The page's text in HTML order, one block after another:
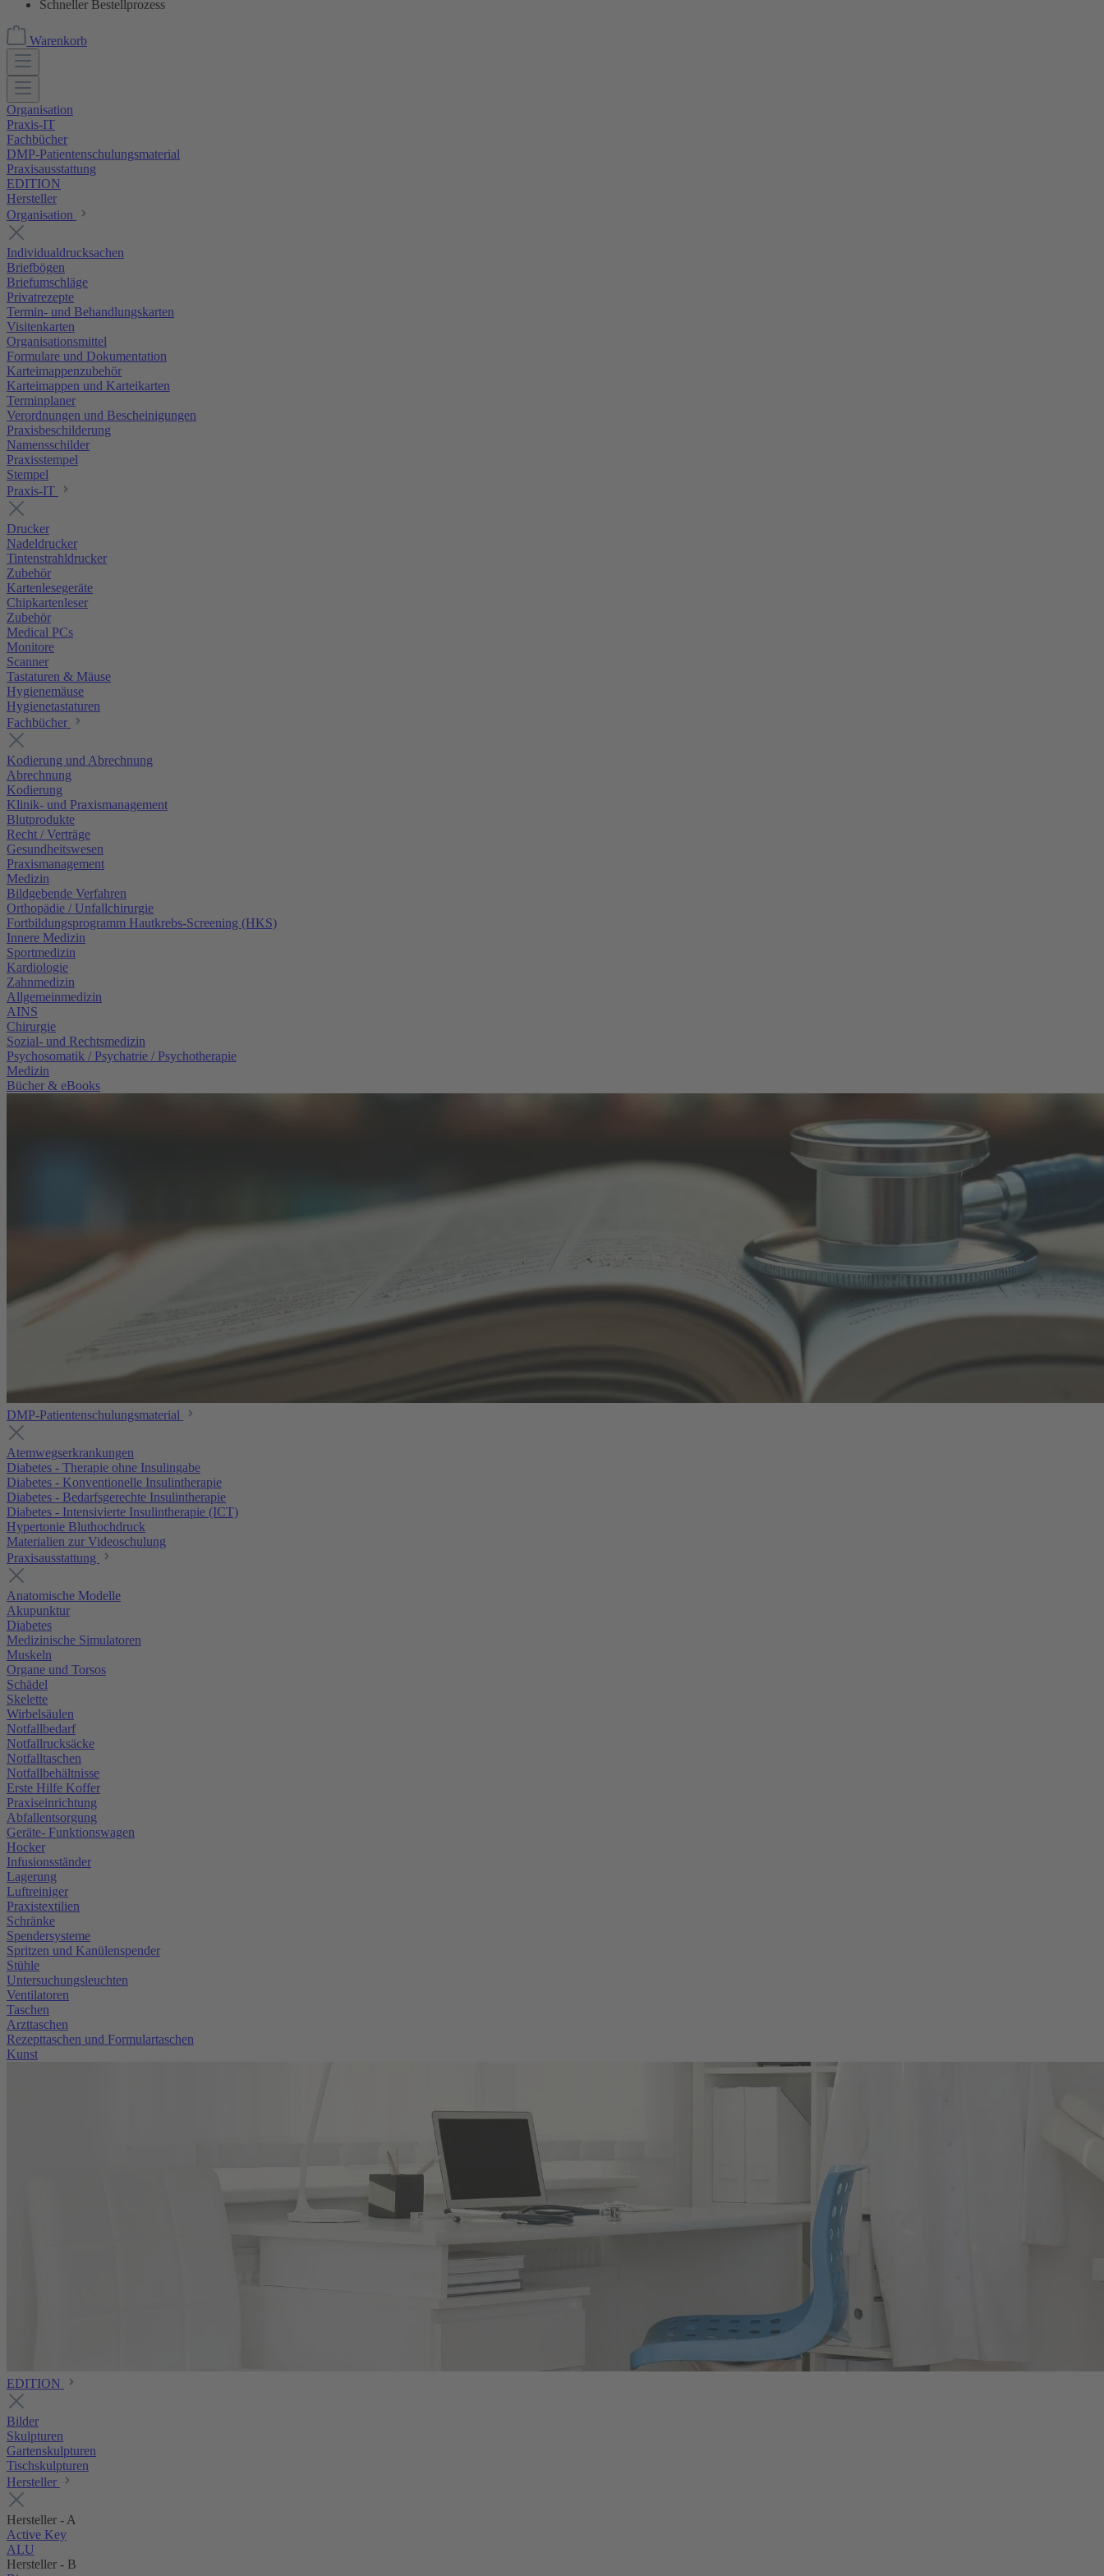
Schneller Bestellprozess
Warenkorb
Organisation
Praxis-IT
Fachbücher
DMP-Patientenschulungsmaterial
Praxisausstattung
EDITION
Hersteller
Organisation
Individualdrucksachen
Briefbögen
Briefumschläge
Privatrezepte
Termin- und Behandlungskarten
Visitenkarten
Organisationsmittel
Formulare und Dokumentation
Karteimappenzubehör
Karteimappen und Karteikarten
Terminplaner
Verordnungen und Bescheinigungen
Praxisbeschilderung
Namensschilder
Praxisstempel
Stempel
Praxis-IT
Drucker
Nadeldrucker
Tintenstrahldrucker
Zubehör
Kartenlesegeräte
Chipkartenleser
Zubehör
Medical PCs
Monitore
Scanner
Tastaturen & Mäuse
Hygienemäuse
Hygienetastaturen
Fachbücher
Kodierung und Abrechnung
Abrechnung
Kodierung
Klinik- und Praxismanagement
Blutprodukte
Recht / Verträge
Gesundheitswesen
Praxismanagement
Medizin
Bildgebende Verfahren
Orthopädie / Unfallchirurgie
Fortbildungsprogramm Hautkrebs-Screening (HKS)
Innere Medizin
Sportmedizin
Kardiologie
Zahnmedizin
Allgemeinmedizin
AINS
Chirurgie
Sozial- und Rechtsmedizin
Psychosomatik / Psychatrie / Psychotherapie
Medizin
Bücher & eBooks
DMP-Patientenschulungsmaterial
Atemwegserkrankungen
Diabetes - Therapie ohne Insulingabe
Diabetes - Konventionelle Insulintherapie
Diabetes - Bedarfsgerechte Insulintherapie
Diabetes - Intensivierte Insulintherapie (ICT)
Hypertonie Bluthochdruck
Materialien zur Videoschulung
Praxisausstattung
Anatomische Modelle
Akupunktur
Diabetes
Medizinische Simulatoren
Muskeln
Organe und Torsos
Schädel
Skelette
Wirbelsäulen
Notfallbedarf
Notfallrucksäcke
Notfalltaschen
Notfallbehältnisse
Erste Hilfe Koffer
Praxiseinrichtung
Abfallentsorgung
Geräte- Funktionswagen
Hocker
Infusionsständer
Lagerung
Luftreiniger
Praxistextilien
Schränke
Spendersysteme
Spritzen und Kanülenspender
Stühle
Untersuchungsleuchten
Ventilatoren
Taschen
Arzttaschen
Rezepttaschen und Formulartaschen
Kunst
EDITION
Bilder
Skulpturen
Gartenskulpturen
Tischskulpturen
Hersteller
Hersteller - A
Active Key
ALU
Hersteller - B